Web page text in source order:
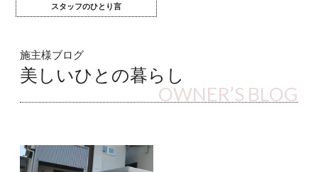
スタッフのひとり言
施主様ブログ
美しいひとの暮らし
OWNER’S BLOG